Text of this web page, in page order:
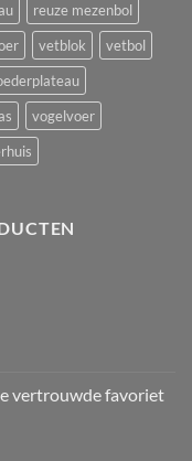
reuze mezenbol
vetblok
vetbol
vogelvoer
vertrouwde favoriet